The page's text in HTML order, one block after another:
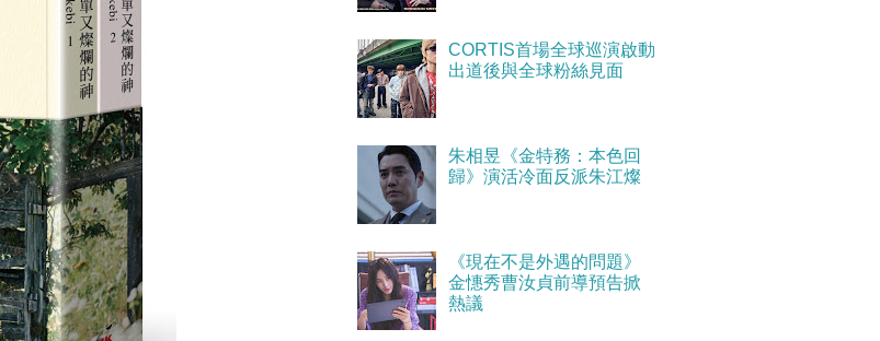
CORTIS首場全球巡演啟動
出道後與全球粉絲見面
朱相昱《金特務：本色回
歸》演活冷面反派朱江燦
《現在不是外遇的問題》
金憓秀曹汝貞前導預告掀
熱議